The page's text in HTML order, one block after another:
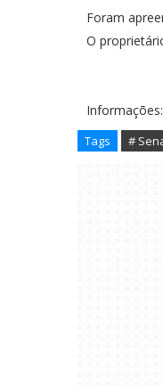
Foram
O
Tags #